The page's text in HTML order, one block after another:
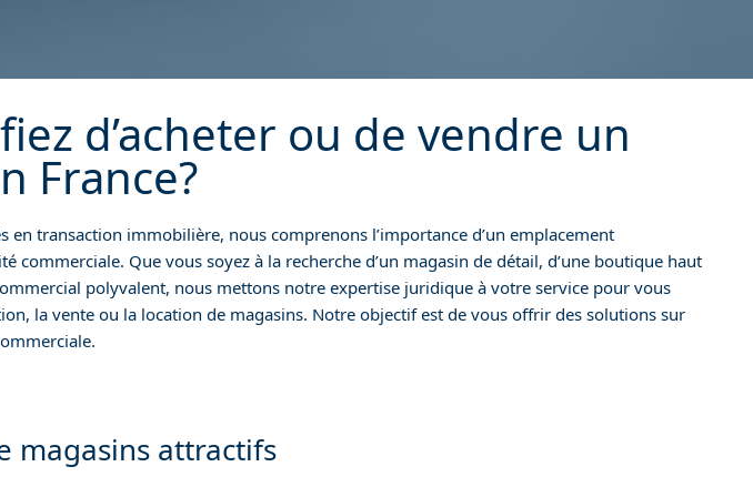
d’acheter ou de vendre un
France?
en transaction immobilière, nous comprenons l’importance d’un emplacement
commerciale. Que vous soyez à la recherche d’un magasin de détail, d’une boutique haut
polyvalent, nous mettons notre expertise juridique à votre service pour vous
la vente ou la location de magasins. Notre objectif est de vous offrir des solutions sur
magasins attractifs